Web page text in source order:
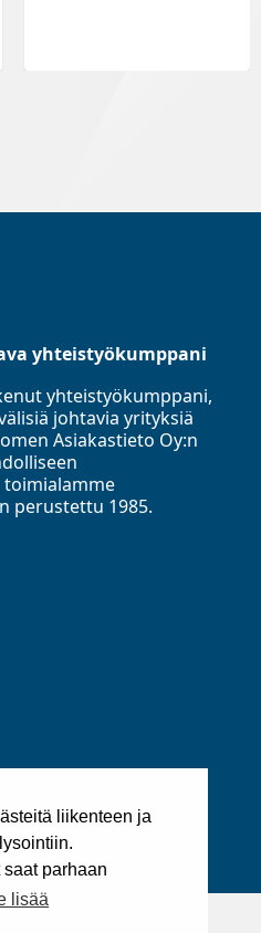
liikenteen ja
parhaan
lisää
yhteistyökumppani
yhteistyökumppani,
johtavia yrityksiä
Asiakastieto Oy:n
perustettu 1985.